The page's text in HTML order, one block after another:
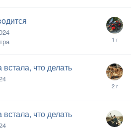
что делать
что делать